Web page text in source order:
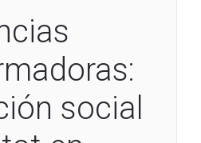
social